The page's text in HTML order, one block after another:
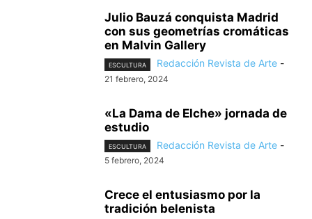
Julio Bauzá conquista Madrid
con sus geometrías cromáticas
en Malvin Gallery
ESCULTURA Redacción Revista de Arte -
21 febrero, 2024
«La Dama de Elche» jornada de
estudio
ESCULTURA Redacción Revista de Arte -
5 febrero, 2024
Crece el entusiasmo por la
tradición belenista